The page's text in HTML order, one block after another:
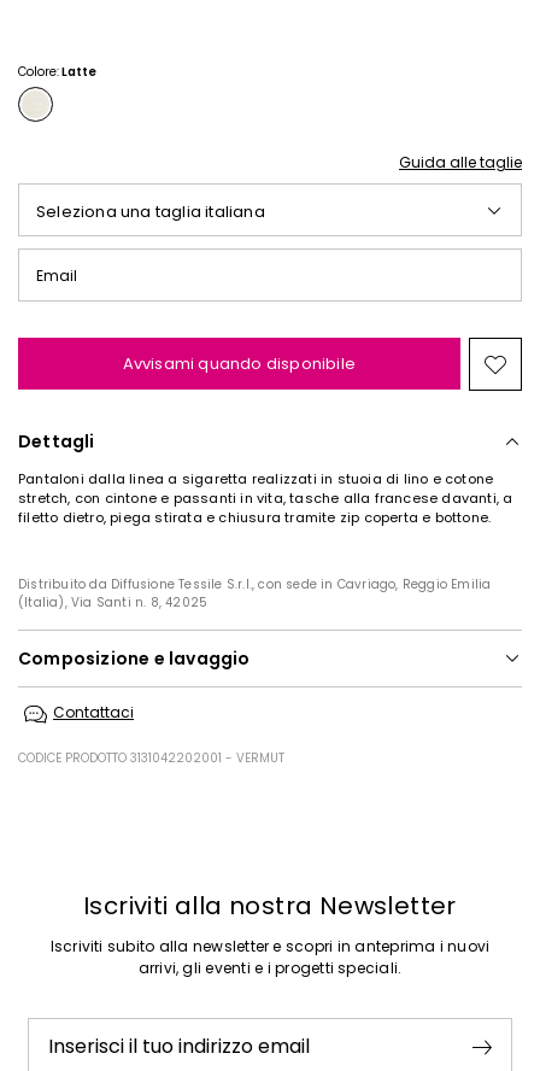
Colore:Latte
Guida alle taglie
Seleziona una taglia italiana
Email
Avvisami quando disponibile
nella
Dettagli
Pantaloni dalla linea a sigaretta realizzati in stuoia di lino e cotone
stretch, con cintone e passanti in vita, tasche alla francese davanti, a
filetto dietro, piega stirata e chiusura tramite zip coperta e bottone.
Distribuito da Diffusione Tessile S.r.l., con sede in Cavriago, Reggio Emilia
(Italia), Via Santi n. 8, 42025
Composizione e lavaggio
non asciugare in tamburo; asciugare appeso in ombra; ferro tiepido
Contattaci
CODICE PRODOTTO 3131042202001 - VERMUT
Iscriviti alla nostra Newsletter
Iscriviti subito alla newsletter e scopri in anteprima i nuovi
arrivi, gli eventi e i progetti speciali.
Inserisci il tuo indirizzo email